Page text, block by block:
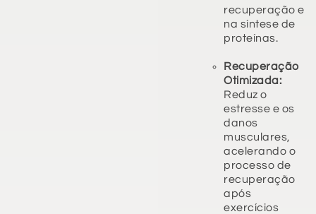
recuperação e
na síntese de
proteínas.
Recuperação
Otimizada:
Reduz o
estresse e os
danos
musculares,
acelerando o
processo de
recuperação
após
exercícios